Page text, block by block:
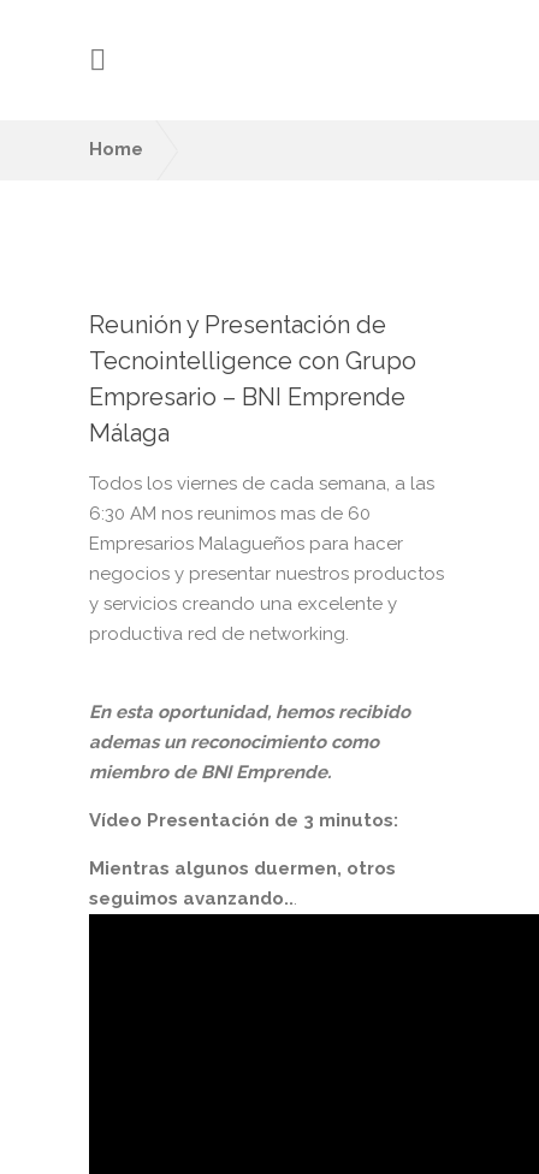
Tecnointelligence
BNI Emprende
Málaga
Home
Reunión y Presentación de
Tecnointelligence con Grupo
Empresario – BNI Emprende
Málaga
Todos los viernes de cada semana, a las
6:30 AM nos reunimos mas de 60
Empresarios Malagueños para hacer
negocios y presentar nuestros productos
y servicios creando una excelente y
productiva red de networking.
En esta oportunidad, hemos recibido
ademas un reconocimiento como
miembro de BNI Emprende.
Vídeo Presentación de 3 minutos:
Mientras algunos duermen, otros
seguimos avanzando...